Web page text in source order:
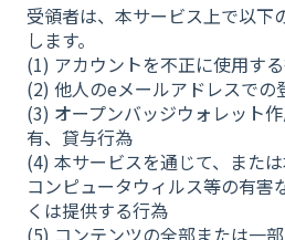
受領者は、本サービス上で以下
します。
(1) アカウントを不正に使用す
(2) 他人のeメールアドレスでの
(3) オープンバッジウォレット
有、貸与行為
(4) 本サービスを通じて、また
コンピュータウィルス等の有害
くは提供する行為
(5) コンテンツの全部または一